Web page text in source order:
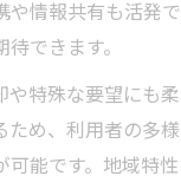
や情報共有も活発
できます。
や特殊な要望にも
ため、利用者の多
可能です。地域特